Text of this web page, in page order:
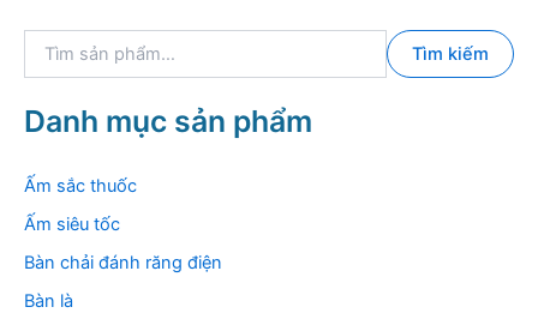
k
i
m
Tìm kiếm
Danh mục sản phẩm
Ấm sắc thuốc
Ấm siêu tốc
Bàn chải đánh răng điện
Bàn là